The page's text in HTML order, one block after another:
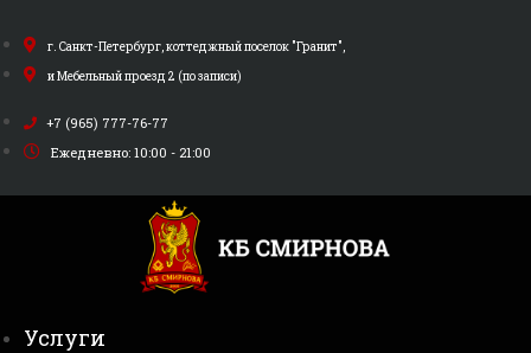
к
содержимому
г. Санкт-Петербург, коттеджный поселок "Гранит",
и Мебельный проезд 2 (по записи)
+7 (965) 777-76-77
Ежедневно: 10:00 - 21:00
Услуги